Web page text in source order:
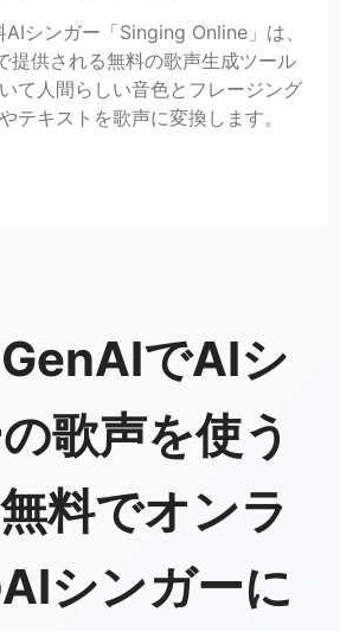
シンガー「Singing Online」は、
提供される無料の歌声生成ツール
て人間らしい音色とフレージング
テキストを歌声に変換します。
でAIシ
歌声を使う
料でオンラ
シンガーに